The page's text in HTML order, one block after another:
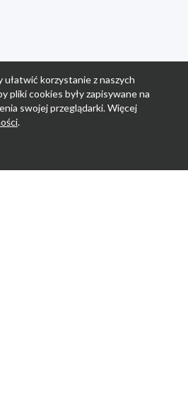
korzystanie z naszych
pliki cookies były zapisywane na
swojej przeglądarki. Więcej
.